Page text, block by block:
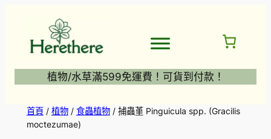
植物/水草滿599免運費！可貨到付款！
首頁/ 植物/ 食蟲植物/ 捕蟲堇 Pinguicula spp. (Gracilis
moctezumae)